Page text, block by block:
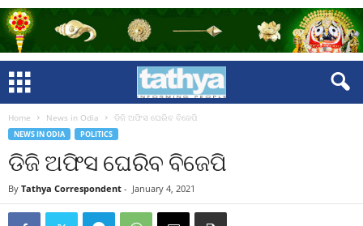
Home News in Odia ଡିଜି ଅଫିସ ଘେରିବ ବିଜେପି
NEWS IN ODIA POLITICS
ଡିଜି ଅଫିସ ଘେରିବ ବିଜେପି
By Tathya Correspondent - January 4, 2021